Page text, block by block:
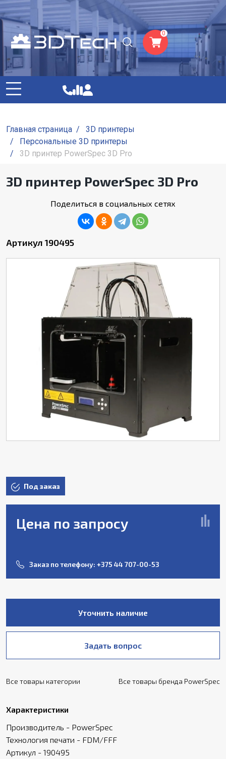
0
Главная страница /
3D принтеры
/
Персональные 3D принтеры
/
3D принтер PowerSpec 3D Pro
3D принтер PowerSpec 3D Pro
Поделиться в социальных сетях
Артикул 190495
Под заказ
Цена по запросу
Заказ по телефону: +375 44 707-00-53
Уточнить наличие
Задать вопрос
Все товары категории Все товары бренда PowerSpec
Характеристики
Производитель - PowerSpec
Технология печати - FDM/FFF
Артикул - 190495